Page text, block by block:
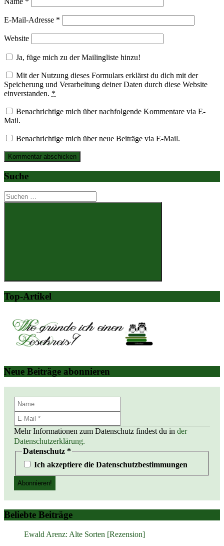
E-Mail-Adresse *
Website
Ja, füge mich zu der Mailingliste hinzu!
Mit der Nutzung dieses Formulars erklärst du dich mit der
Speicherung und Verarbeitung deiner Daten durch diese Website
einverstanden. *
Benachrichtige mich über nachfolgende Kommentare via E-
Mail.
Benachrichtige mich über neue Beiträge via E-Mail.
Suche
Suchen
nach:
Suchen
Top-Artikel
Neue Beiträge abonnieren
Mehr Informationen zum Datenschutz findest du in der
Datenschutzerklärung.
Datenschutz *
Ich akzeptiere die Datenschutzbestimmungen
Beliebte Beiträge
Ewald Arenz: Alte Sorten [Rezension]